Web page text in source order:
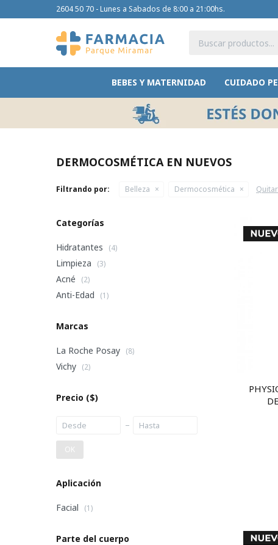
BEBES Y MATERNIDAD CUIDADO
2604 50 70 - Lunes a Sabados de 8:00 a 21:00hs.
DERMOCOSMÉTICA EN NUEVOS
Filtrando por: Belleza Dermocosmética
Categorías
Hidratantes (4)
Limpieza (3)
Acné (2)
Anti-Edad (1)
Marcas
La Roche Posay (8)
Vichy (2)
Precio ($)
OK
Aplicación
Facial (1)
Parte del cuerpo